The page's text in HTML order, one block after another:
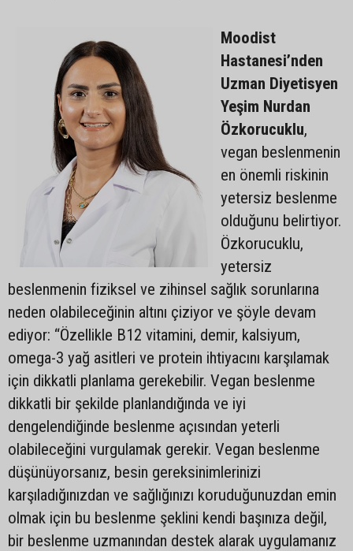
Moodist
Hastanesi’nden
Uzman Diyetisyen
Yeşim Nurdan
Özkorucuklu,
vegan beslenmenin
en önemli riskinin
yetersiz beslenme
olduğunu belirtiyor.
Özkorucuklu,
yetersiz
beslenmenin fiziksel ve zihinsel sağlık sorunlarına
neden olabileceğinin altını çiziyor ve şöyle devam
ediyor: “Özellikle B12 vitamini, demir, kalsiyum,
omega-3 yağ asitleri ve protein ihtiyacını karşılamak
için dikkatli planlama gerekebilir. Vegan beslenme
dikkatli bir şekilde planlandığında ve iyi
dengelendiğinde beslenme açısından yeterli
olabileceğini vurgulamak gerekir. Vegan beslenme
düşünüyorsanız, besin gereksinimlerinizi
karşıladığınızdan ve sağlığınızı koruduğunuzdan emin
olmak için bu beslenme şeklini kendi başınıza değil,
bir beslenme uzmanından destek alarak uygulamanız